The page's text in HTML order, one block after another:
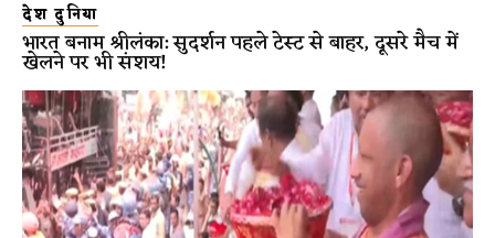
देश दुनिया
भारत बनाम श्रीलंका: सुदर्शन पहले टेस्ट से बाहर, दूसरे मैच में
खेलने पर भी संशय!